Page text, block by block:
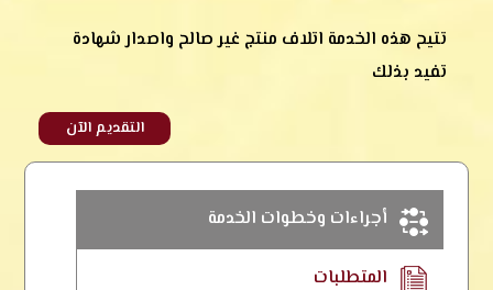
تتيح هذه الخدمة اتلاف منتج غير صالح واصدار شهادة
تفيد بذلك
التقديم الآن
أجراءات وخطوات الخدمة
المتطلبات